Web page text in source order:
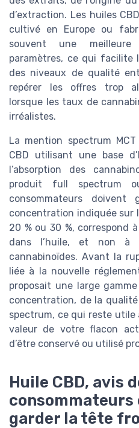
d’extraction. Les huiles
cultivé en Europe ou
souvent une
paramètres, ce qui facilite
des niveaux de qualité
repérer les offres trop
lorsque les taux de
irréalistes.
La mention spectrum
CBD utilisant une base
l’absorption des
produit full spectrum
consommateurs
concentration indiquée sur
20 % ou 30 %, correspond
dans l’huile, et non à
cannabinoïdes. Avant la
liée à la nouvelle
proposait une large
concentration, de la
spectrum, ce qui reste utile
valeur de votre flacon
d’être conservé ou utilisé
Huile CBD, avis
consommateurs
garder la tête